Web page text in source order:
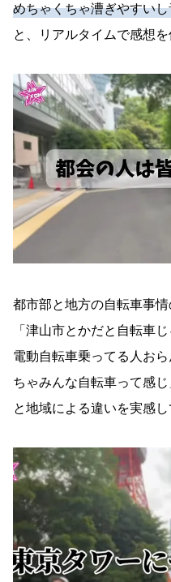
めちゃくちゃ漕ぎやすい
と、リアルタイムで感想を
都市部と地方の自転車事情
「津山市とかだと自転車
電動自転車乗ってる人お
ちゃみんな自転車って感じ
と地域による違いを実感し